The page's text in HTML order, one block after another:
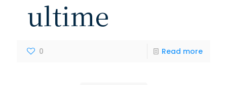
ultime
0 Read more